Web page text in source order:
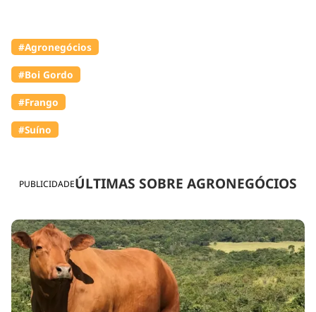
PUBLICIDADEÚLTIMAS SOBRE AGRONEGÓCIOS
#Agronegócios
#Boi Gordo
#Frango
#Suíno